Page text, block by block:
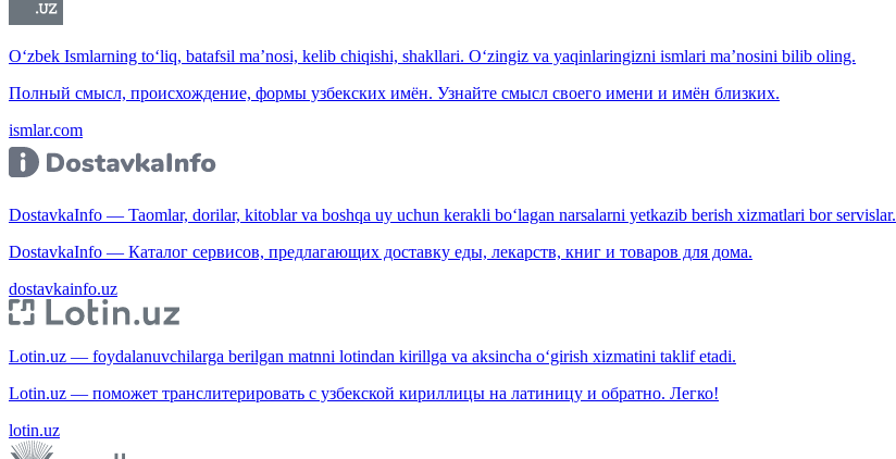
O‘zbek Ismlarning to‘liq, batafsil ma’nosi, kelib chiqishi, shakllari. O‘zingiz va yaqinlaringizni ismlari ma’nosini bilib oling.
Полный смысл, происхождение, формы узбекских имён. Узнайте смысл своего имени и имён близких.
ismlar.com
DostavkaInfo — Taomlar, dorilar, kitoblar va boshqa uy uchun kerakli bo‘lagan narsalarni yetkazib berish xizmatlari bor servislar.
DostavkaInfo — Каталог сервисов, предлагающих доставку еды, лекарств, книг и товаров для дома.
dostavkainfo.uz
Lotin.uz — foydalanuvchilarga berilgan matnni lotindan kirillga va aksincha o‘girish xizmatini taklif etadi.
Lotin.uz — поможет транслитерировать с узбекской кириллицы на латиницу и обратно. Легко!
lotin.uz